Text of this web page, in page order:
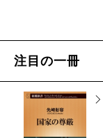
注目の一冊